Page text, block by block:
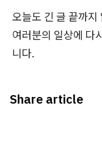
오늘도 긴 글 끝까지
여러분의 일상에 다
니다.
Share article